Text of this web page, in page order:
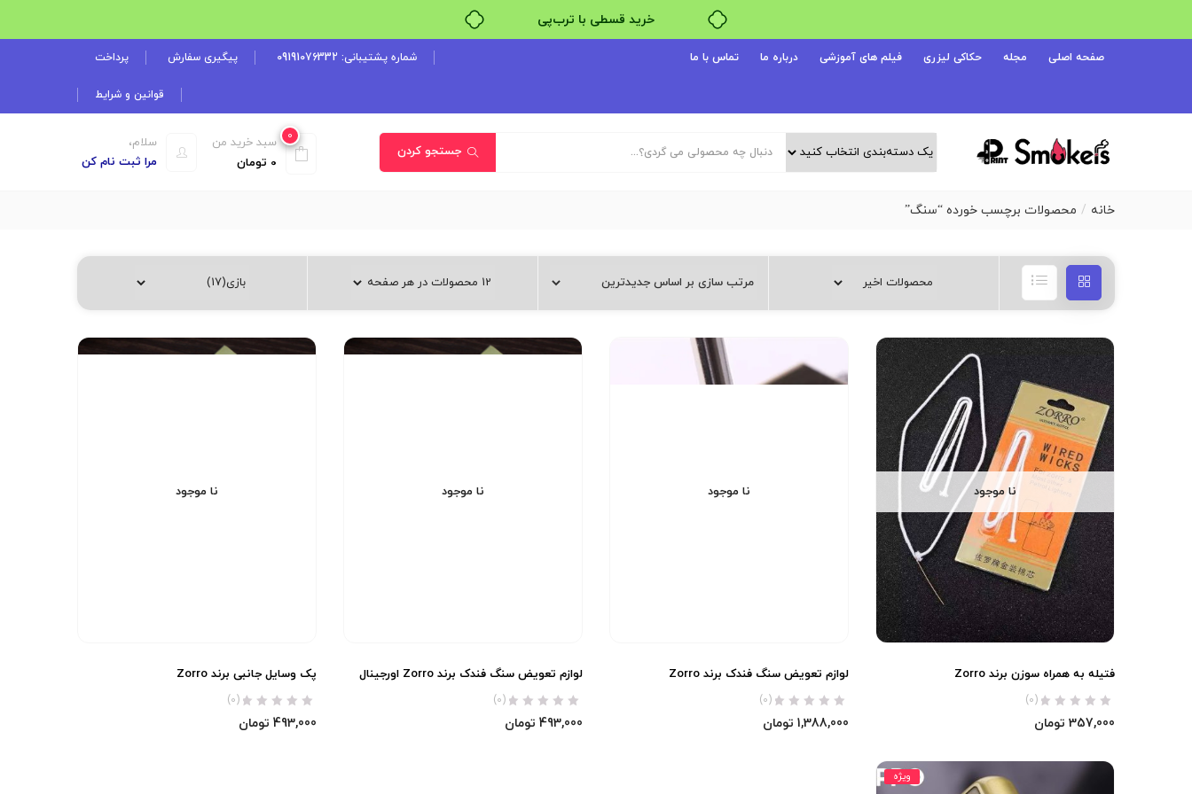
خرید قسطی با ترب‌پی
صفحه اصلی مجله حکاکی لیزری فیلم های آموزشی درباره ما تماس با ما شماره پشتیبانی: 09191076332 پیگیری سفارش پرداخت
قوانین و شرایط
جستجو کردن
سلام،
مرا ثبت نام کن
0
سبد خرید من
0 تومان
خانه محصولات برچسب خورده “سنگ”
نا موجود
فتیله به همراه سوزن برند Zorro
(0)
357,000 تومان
نا موجود
لوازم تعویض سنگ فندک برند Zorro
(0)
1,388,000 تومان
نا موجود
لوازم تعویض سنگ فندک برند Zorro اورجینال
(0)
493,000 تومان
نا موجود
پک وسایل جانبی برند Zorro
(0)
493,000 تومان
ویژه